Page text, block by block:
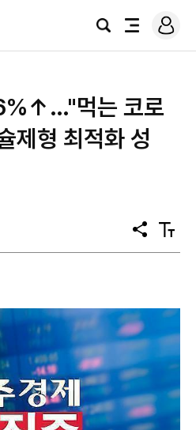
검
전
로
그
먹는 코로
제형 최적화 성
공
유
텍
스